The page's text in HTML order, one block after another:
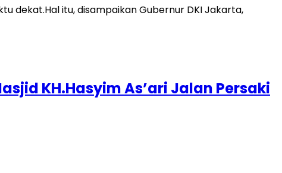
dekat.Hal itu, disampaikan Gubernur DKI Jakarta,
KH.Hasyim As’ari Jalan Persaki